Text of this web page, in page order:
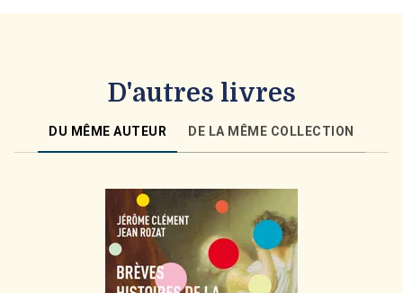
D'autres livres
DU MÊME AUTEUR DE LA MÊME COLLECTION